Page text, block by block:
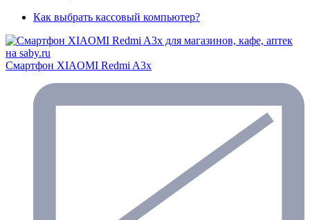
Как выбрать кассовый компьютер?
Смартфон XIAOMI Redmi A3x